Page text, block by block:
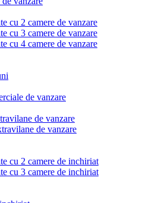
cu 2 camere de vanzare
cu 3 camere de vanzare
cu 4 camere de vanzare
de vanzare
de vanzare
de vanzare
cu 2 camere de inchiriat
cu 3 camere de inchiriat